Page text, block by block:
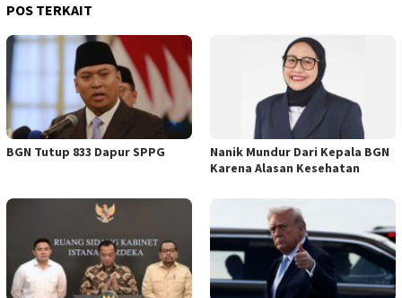
POS TERKAIT
BGN Tutup 833 Dapur SPPG
Nanik Mundur Dari Kepala BGN
Karena Alasan Kesehatan